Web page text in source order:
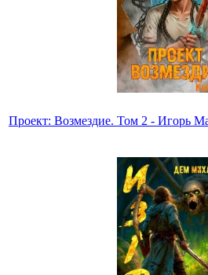
Проект: Возмездие. Том 2 - Игорь